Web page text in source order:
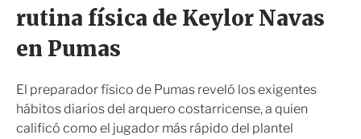
r
rutina física de Keylor Navas
en Pumas
El preparador físico de Pumas reveló los exigentes
hábitos diarios del arquero costarricense, a quien
calificó como el jugador más rápido del plantel